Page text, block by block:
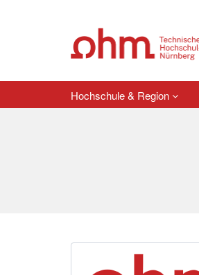
Hochschule & Region